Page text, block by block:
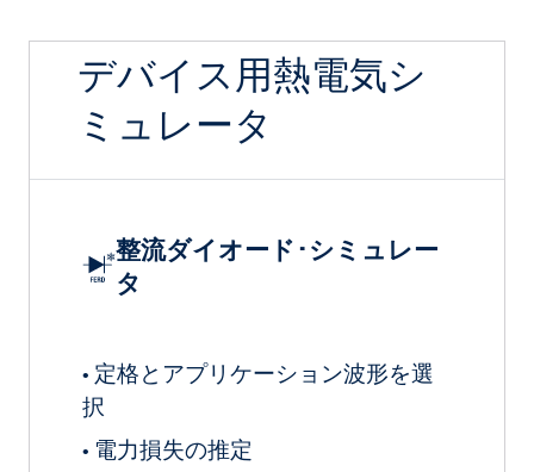
デバイス用熱電気シ
ミュレータ
整流ダイオード･シミュレー
タ
• 定格とアプリケーション波形を選
択
• 電力損失の推定